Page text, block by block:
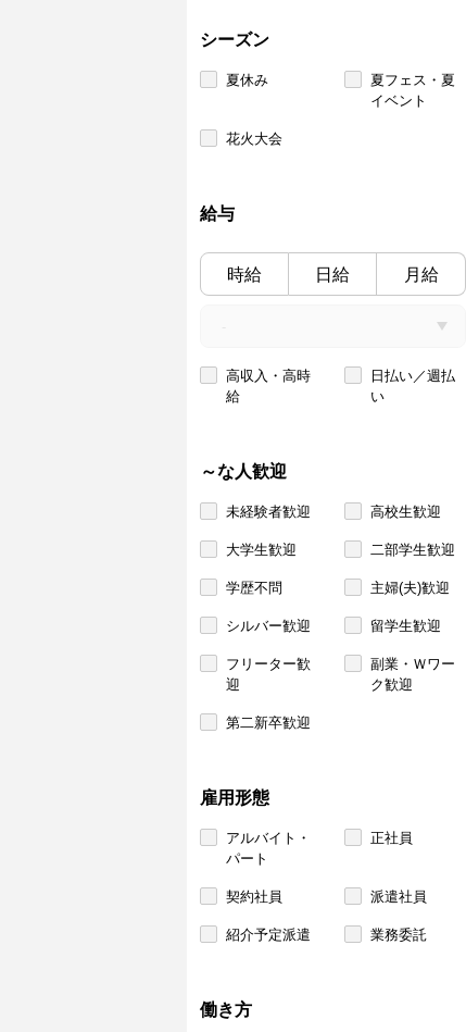
シーズン
夏休み
夏フェス・夏
イベント
花火大会
給与
時給 日給 月給
高収入・高時
給
日払い／週払
い
～な人歓迎
未経験者歓迎 高校生歓迎
大学生歓迎 二部学生歓迎
学歴不問 主婦(夫)歓迎
シルバー歓迎 留学生歓迎
フリーター歓
迎
副業・Ｗワー
ク歓迎
第二新卒歓迎
雇用形態
アルバイト・
パート
正社員
契約社員 派遣社員
紹介予定派遣 業務委託
働き方